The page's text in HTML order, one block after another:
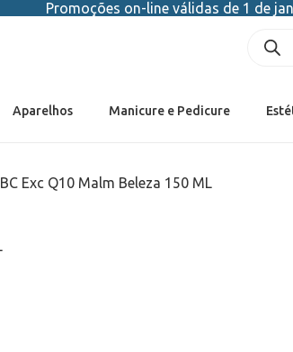
Promoções on-line válidas de 1 de
Aparelhos Manicure e Pedicure
BC Exc Q10 Malm Beleza 150 ML